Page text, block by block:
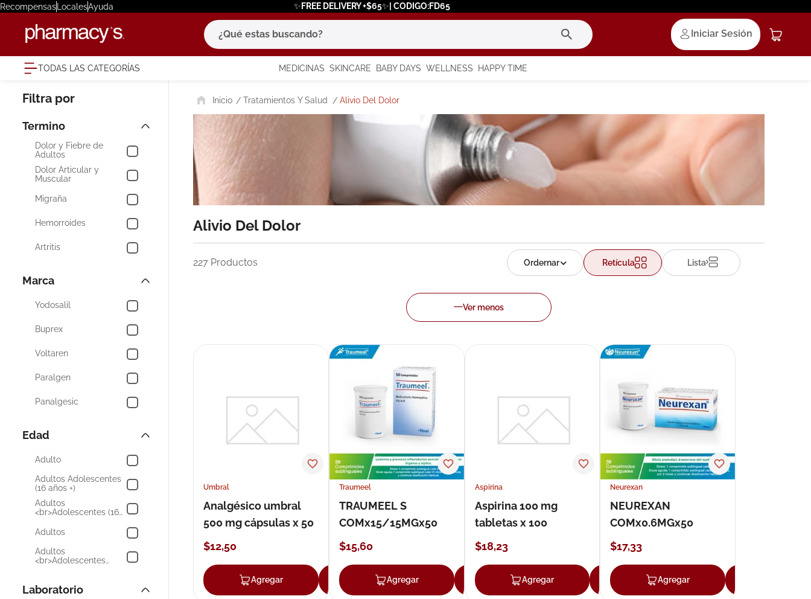
RecompensasLocalesAyuda ✨FREE DELIVERY +$65✨| CODIGO:FD65
¿Qué estas buscando?
Iniciar Sesión
TODAS LAS CATEGORÍAS MEDICINAS SKINCARE BABY DAYS WELLNESS HAPPY TIME
Dolor y Fiebre de
Adultos
Dolor Articular y
Muscular
Migraña
Hemorroides
Artritis
Niños
Articular
Marca
Yodosalil
Buprex
Voltaren
Paralgen
Panalgesic
Vaporex
Termofin
Edad
Adulto
Adultos Adolescentes
(16 años +)
Adultos
<br>Adolescentes (16
Adultos
Adultos
<br>Adolescentes
<br>Adolescentes (+16
años)
Laboratorio
Tratamientos Y Salud Alivio Del Dolor
Alivio Del Dolor
227 Productos Retícula Lista
Umbral
Analgésico umbral
500 mg cápsulas x 50
$12,50
Agregar Agregar
Traumeel
TRAUMEEL S
COMx15/15MGx50
$15,60
Agregar Agregar
Aspirina
Aspirina 100 mg
tabletas x 100
$18,23
Agregar Agregar
Neurexan
NEUREXAN
COMx0.6MGx50
$17,33
Agregar
términos más buscados
1. eucerin
2 protector solar
3 pilexil
4. bioderma
5.
6. megacistin
7 degraler